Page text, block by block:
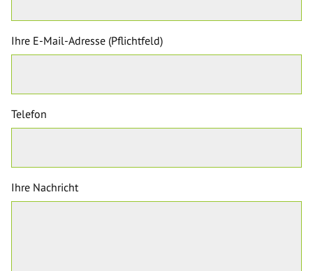
Ihre E-Mail-Adresse (Pflichtfeld)
Telefon
Ihre Nachricht